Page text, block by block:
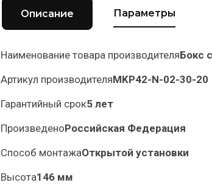
Описание Параметры
Наименование товара производителяБокс
Артикул производителяMKP42-N-02-30-20
Гарантийный срок5 лет
ПроизведеноРоссийская Федерация
Способ монтажаОткрытой установки
Высота146 мм